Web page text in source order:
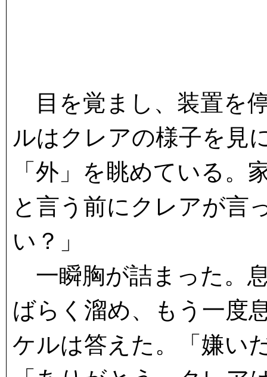
目を覚まし、装置を
ルはクレアの様子を見
「外」を眺めている。
と言う前にクレアが言
い？」
一瞬胸が詰まった。
ばらく溜め、もう一度
ケルは答えた。「嫌い